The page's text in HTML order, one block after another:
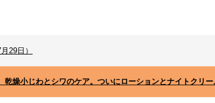
29日）
燥小じわとシワのケア。ついにローションとナイトクリー